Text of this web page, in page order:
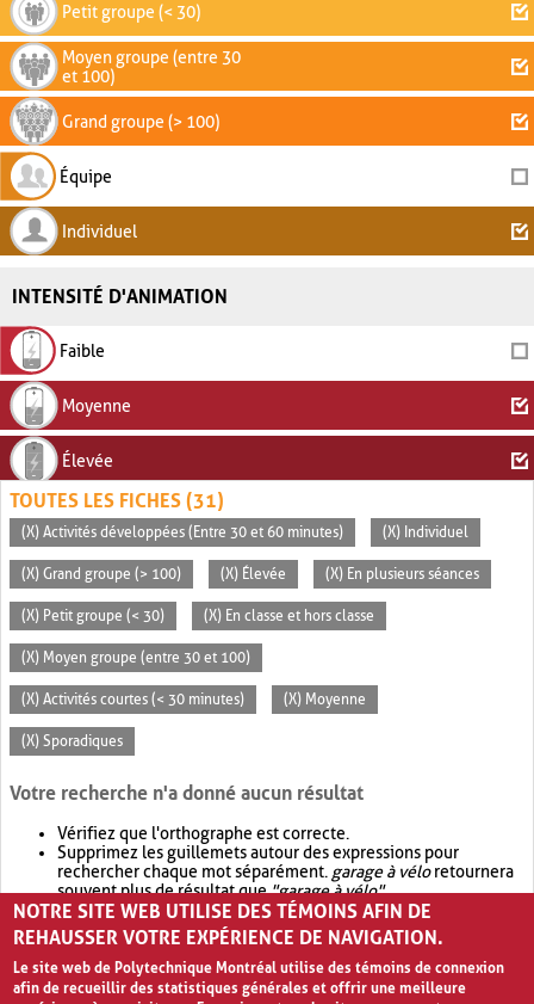
Petit groupe (< 30)
Moyen groupe (entre 30
et 100)
Grand groupe (> 100)
Équipe
Individuel
INTENSITÉ D'ANIMATION
Faible
Moyenne
Élevée
TOUTES LES FICHES (31)
(X) Activités développées (Entre 30 et 60 minutes) (X) Individuel
(X) Grand groupe (> 100) (X) Élevée (X) En plusieurs séances
(X) Petit groupe (< 30) (X) En classe et hors classe
(X) Moyen groupe (entre 30 et 100)
(X) Activités courtes (< 30 minutes) (X) Moyenne
(X) Sporadiques
Votre recherche n'a donné aucun résultat
Vérifiez que l'orthographe est correcte.
Supprimez les guillemets autour des expressions pour
rechercher chaque mot séparément. garage à véloretournera
souvent plus de résultat que"garage à vélo".
Envisagez d'élargir votre recherche avec OR.garage OR vélo
retournera souvent plus de résultat quegarage à vélo
NOTRE SITE WEB UTILISE DES TÉMOINS AFIN DE
REHAUSSER VOTRE EXPÉRIENCE DE NAVIGATION.
Le site web de Polytechnique Montréal utilise des témoins de connexion
afin de recueillir des statistiques générales et offrir une meilleure